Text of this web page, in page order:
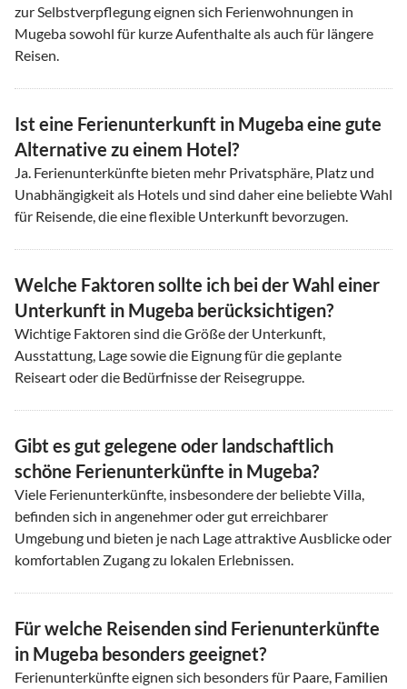
zur Selbstverpflegung eignen sich Ferienwohnungen in
Mugeba sowohl für kurze Aufenthalte als auch für längere
Reisen.
Ist eine Ferienunterkunft in Mugeba eine gute
Alternative zu einem Hotel?
Ja. Ferienunterkünfte bieten mehr Privatsphäre, Platz und
Unabhängigkeit als Hotels und sind daher eine beliebte Wahl
für Reisende, die eine flexible Unterkunft bevorzugen.
Welche Faktoren sollte ich bei der Wahl einer
Unterkunft in Mugeba berücksichtigen?
Wichtige Faktoren sind die Größe der Unterkunft,
Ausstattung, Lage sowie die Eignung für die geplante
Reiseart oder die Bedürfnisse der Reisegruppe.
Gibt es gut gelegene oder landschaftlich
schöne Ferienunterkünfte in Mugeba?
Viele Ferienunterkünfte, insbesondere der beliebte Villa,
befinden sich in angenehmer oder gut erreichbarer
Umgebung und bieten je nach Lage attraktive Ausblicke oder
komfortablen Zugang zu lokalen Erlebnissen.
Für welche Reisenden sind Ferienunterkünfte
in Mugeba besonders geeignet?
Ferienunterkünfte eignen sich besonders für Paare, Familien